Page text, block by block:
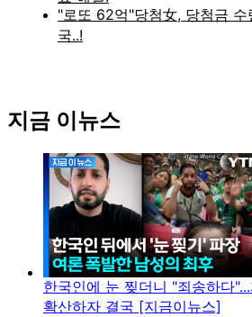
지금 이뉴스
한국인에 눈 찢더니 "죄송하다
확산하자 결국 [지금이뉴스]